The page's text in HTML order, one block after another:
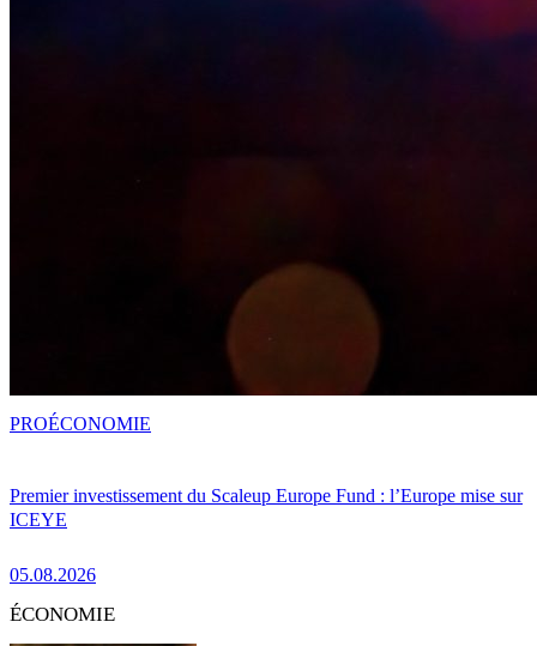
Premier investissement du Scaleup Europe Fund : l’Europe mise sur
ICEYE
05.08.2026
PROÉCONOMIE
ÉCONOMIE